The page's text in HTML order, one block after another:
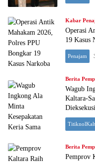
Kabar
Operasi
19 Kasus
Penajam
Berita
Wagub
Kaltara-
Dieksekusi
Titiknol.id Berita
Pemprov